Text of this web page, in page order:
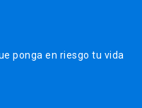
ponga en riesgo tu vida